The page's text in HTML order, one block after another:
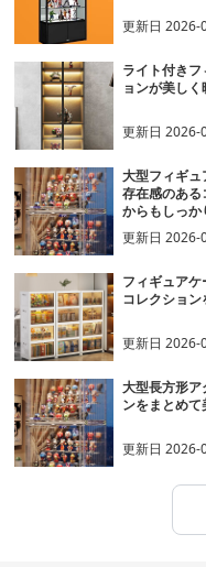
更新日2026-
ライト付き
ョンが美し
更新日2026-
大型フィギュ
存在感のあ
からもしっか
更新日2026-
フィギュア
コレクショ
更新日2026-
大型長方形
ンをまとめて
更新日2026-